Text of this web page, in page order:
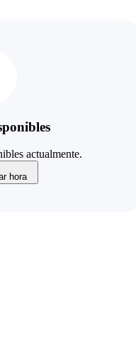
actualmente.
hora